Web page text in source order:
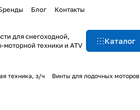
Блог Контакты
для снегоходной,
моторной техники и ATV
Каталог
техника, з/ч Винты для лодочных моторов